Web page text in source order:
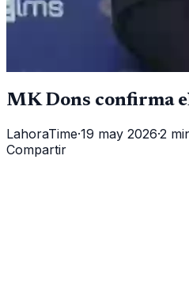
MK Dons confirma
LahoraTime·19 may 2026·2
Compartir